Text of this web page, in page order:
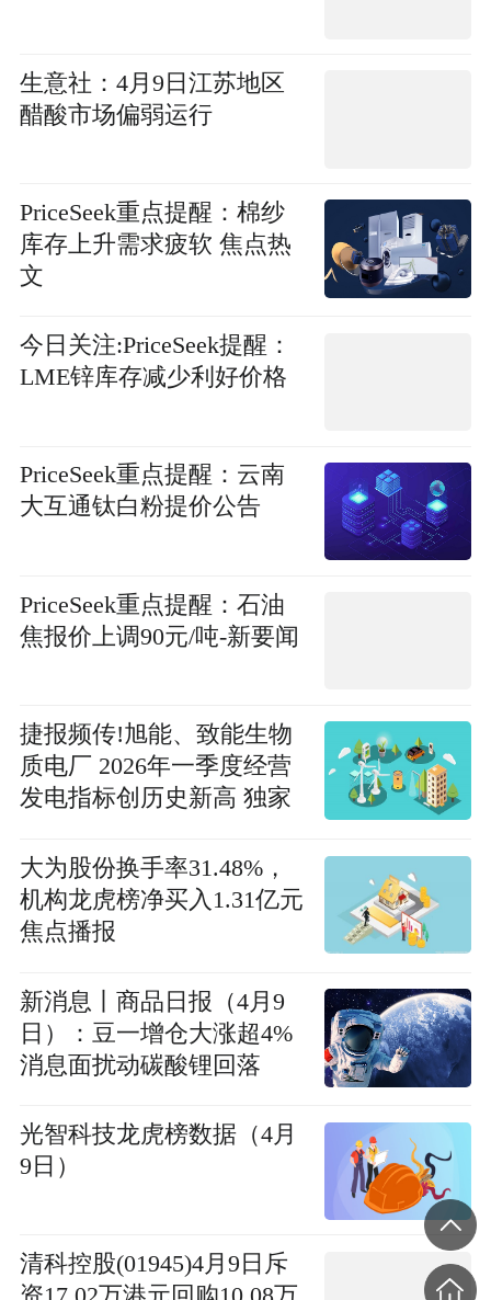
生意社：4月9日江苏地区
醋酸市场偏弱运行
PriceSeek重点提醒：棉纱
库存上升需求疲软 焦点热
文
今日关注:PriceSeek提醒：
LME锌库存减少利好价格
PriceSeek重点提醒：云南
大互通钛白粉提价公告
PriceSeek重点提醒：石油
焦报价上调90元/吨-新要闻
捷报频传!旭能、致能生物
质电厂 2026年一季度经营
发电指标创历史新高 独家
大为股份换手率31.48%，
机构龙虎榜净买入1.31亿元
焦点播报
新消息丨商品日报（4月9
日）：豆一增仓大涨超4%
消息面扰动碳酸锂回落
光智科技龙虎榜数据（4月
9日）
清科控股(01945)4月9日斥